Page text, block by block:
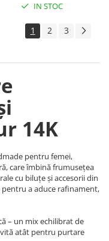
IN STOC
1 2 3
14K
pentru femei,
care îmbină frumusețea
cu biluțe și accesorii din
pentru a aduce rafinament,
– un mix echilibrat de
atât pentru purtare